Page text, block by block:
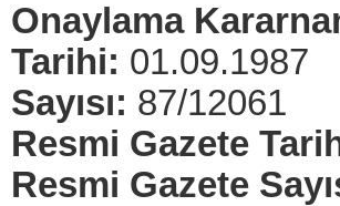
Onaylama
Tarihi: 01.09.1987
Sayısı: 87/12061
Resmi Gazete
Resmi Gazete